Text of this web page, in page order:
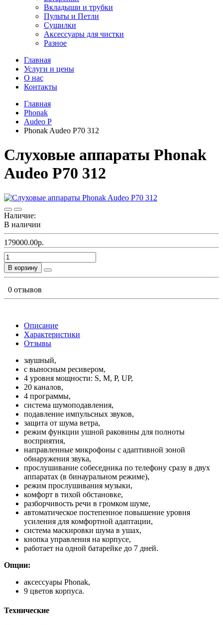
Вкладыши и трубки
Пульты и Петли
Сушилки
Аксессуары для чистки
Разное
Главная
Услуги и цены
О нас
Контакты
Главная
Phonak
Audeo P
Phonak Audeo P70 312
Слуховые аппараты Phonak
Audeo P70 312
Наличие:
В наличии
179000.00р.
В корзину
0 отзывов
Описание
Характеристики
Отзывы
заушный,
с выносным ресивером,
4 уровня мощности: S, M, P, UP,
20 каналов,
4 программы,
система шумоподавления,
подавление импульсных звуков,
защита от шума ветра,
режим функции ушной раковины для полноты
восприятия,
направленные микрофоны с адаптивной зоной
обнаружения звука,
прослушивание собеседника по телефону сразу в двух
аппаратах (в бинауральном режиме),
режим прослушивания музыки,
комфорт в тихой обстановке,
разборчивость речи в громком шуме,
автоматическое постепенное повышение уровня
усиления для комфортной адаптации,
система маскировки шума в ушах,
кнопка управления на корпусе,
работает на одной батарейке до 7 дней.
Опции:
аксессуары Phonak,
9 цветов корпуса.
Технические